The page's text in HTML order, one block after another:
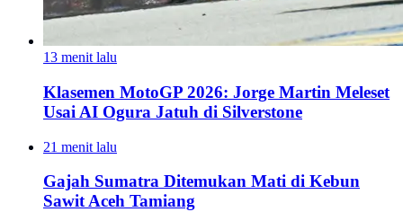
13 menit lalu
Klasemen MotoGP 2026: Jorge Martin Meleset
Usai AI Ogura Jatuh di Silverstone
21 menit lalu
Gajah Sumatra Ditemukan Mati di Kebun
Sawit Aceh Tamiang